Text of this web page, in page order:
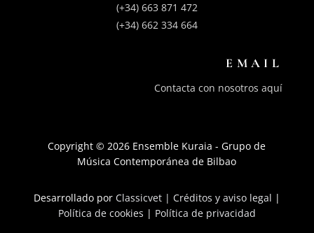
(+34) 663 871 472
(+34) 662 334 664
EMAIL
Contacta con nosotros aquí
Copyright © 2026 Ensemble Kuraia - Grupo de
Música Contemporánea de Bilbao
Desarrollado por Classicvet | Créditos y aviso legal |
Política de cookies | Política de privacidad